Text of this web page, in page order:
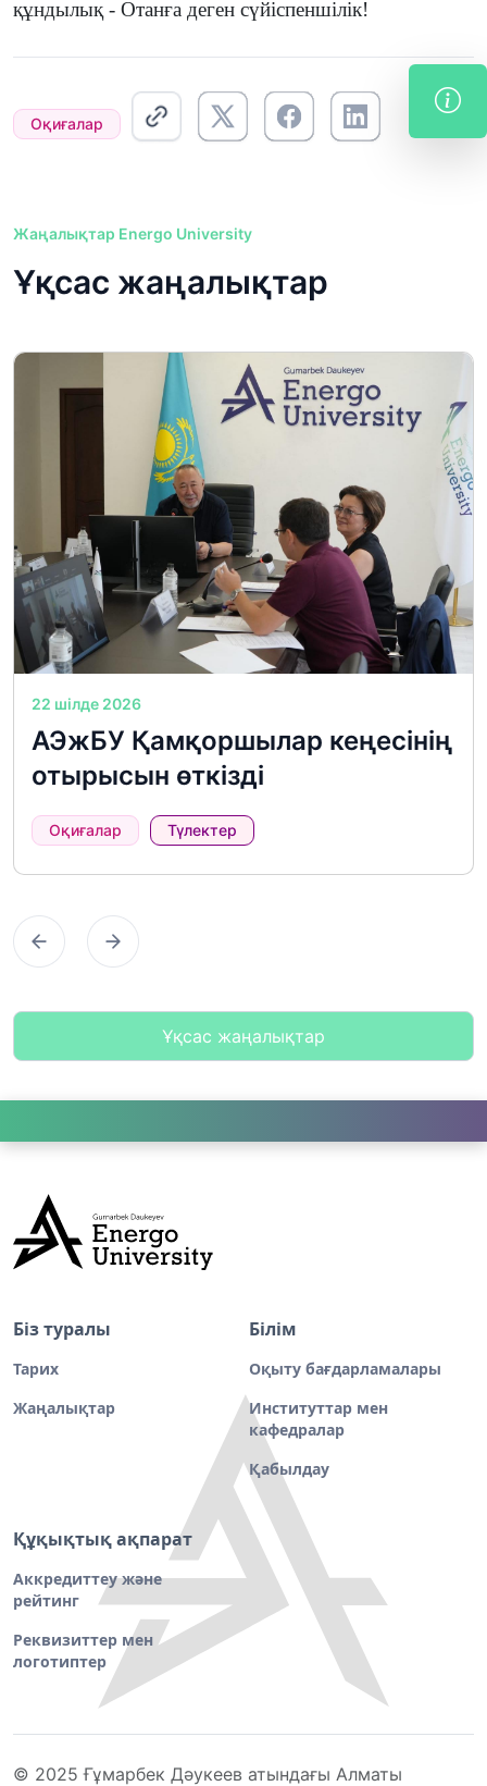
құндылық - Отанға деген сүйіспеншілік!
Оқиғалар
Жаңалықтар Energo University
Ұқсас жаңалықтар
22 шілде 2026
АЭжБУ Қамқоршылар кеңесінің
отырысын өткізді
Оқиғалар Түлектер
Предыдущий
Ұқсас жаңалықтар
Біз туралы
Тарих
Жаңалықтар
Білім
Оқыту бағдарламалары
Институттар мен
кафедралар
Қабылдау
Құқықтық ақпарат
Аккредиттеу және
рейтинг
Реквизиттер мен
логотиптер
© 2025 Ғұмарбек Дәукеев атындағы Алматы